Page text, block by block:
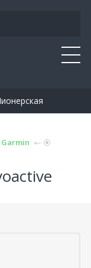
Garmin